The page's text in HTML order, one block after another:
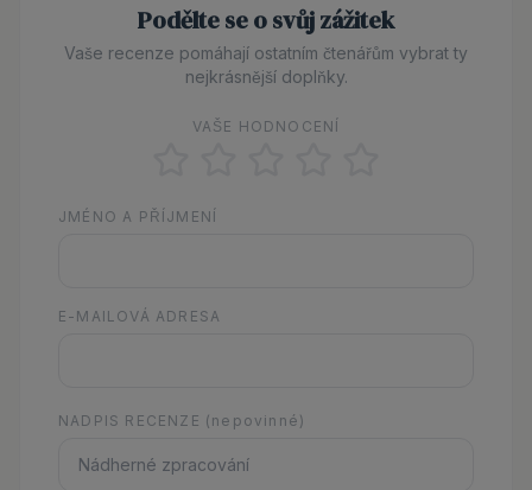
Podělte se o svůj zážitek
Vaše recenze pomáhají ostatním čtenářům vybrat ty
nejkrásnější doplňky.
VAŠE HODNOCENÍ
JMÉNO A PŘÍJMENÍ
E-MAILOVÁ ADRESA
NADPIS RECENZE (nepovinné)